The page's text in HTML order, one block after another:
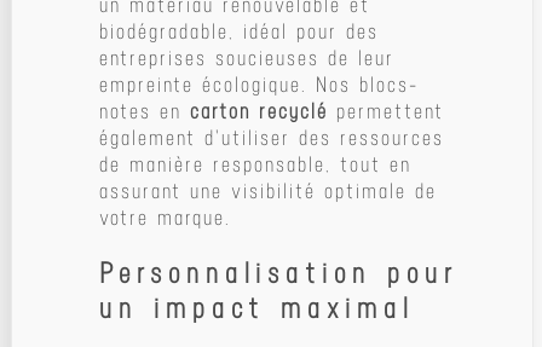
biodégradable, idéal pour des
entreprises soucieuses de leur
empreinte écologique. Nos blocs-
notes en carton recyclé permettent
également d'utiliser des ressources
de manière responsable, tout en
assurant une visibilité optimale de
votre marque.
Personnalisation pour
un impact maximal